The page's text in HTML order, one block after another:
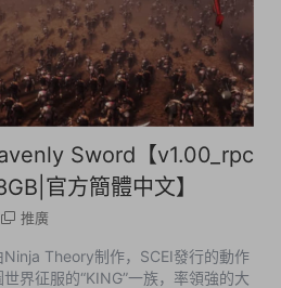
Sword【v1.00_rpc
官方簡體中文】
推廣
Theory制作，SCEI發行的動作
界征服的“KING”一族，率領強的大